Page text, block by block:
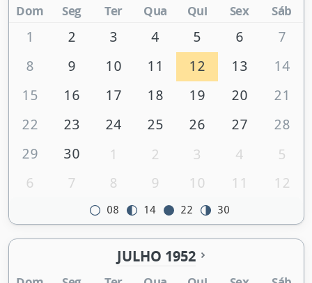
Dom Seg Ter Qua Qui Sex Sáb
1 2 3 4 5 6
7
8
9 10 11 12 13
14
15
16 17 18 19 20
21
22
23 24 25 26 27
28
29
30 1 2 3 4
5
6
7 8 9 10 11 12
08 14 22 30
JULHO 1952